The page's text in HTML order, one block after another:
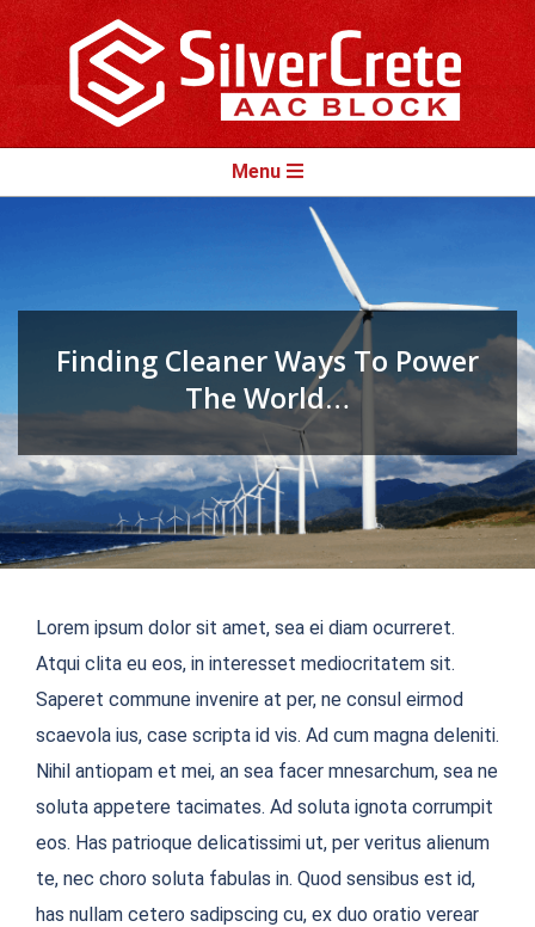
Skip
content
Navigation
Menu
Finding Cleaner Ways To Power
The World…
Lorem ipsum dolor sit amet, sea ei diam ocurreret.
Atqui clita eu eos, in interesset mediocritatem sit.
Saperet commune invenire at per, ne consul eirmod
scaevola ius, case scripta id vis. Ad cum magna deleniti.
Nihil antiopam et mei, an sea facer mnesarchum, sea ne
soluta appetere tacimates. Ad soluta ignota corrumpit
eos. Has patrioque delicatissimi ut, per veritus alienum
te, nec choro soluta fabulas in. Quod sensibus est id,
has nullam cetero sadipscing cu, ex duo oratio verear